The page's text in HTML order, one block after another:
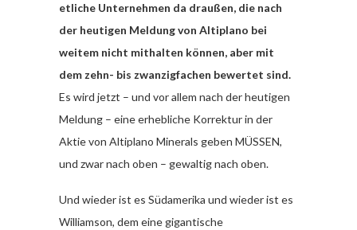
etliche Unternehmen da draußen, die nach
der heutigen Meldung von Altiplano bei
weitem nicht mithalten können, aber mit
dem zehn- bis zwanzigfachen bewertet sind.
Es wird jetzt – und vor allem nach der heutigen
Meldung – eine erhebliche Korrektur in der
Aktie von Altiplano Minerals geben MÜSSEN,
und zwar nach oben – gewaltig nach oben.
Und wieder ist es Südamerika und wieder ist es
Williamson, dem eine gigantische